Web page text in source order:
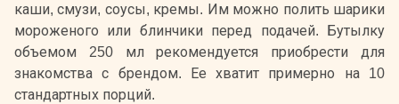
каши, смузи, соусы, кремы. Им можно полить шарики
мороженого или блинчики перед подачей. Бутылку
объемом 250 мл рекомендуется приобрести для
знакомства с брендом. Ее хватит примерно на 10
стандартных порций.